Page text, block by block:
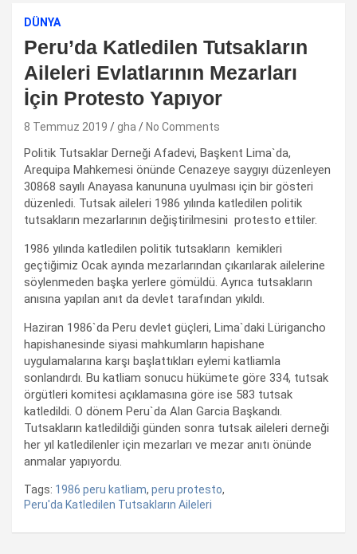
DÜNYA
Peru’da Katledilen Tutsakların
Aileleri Evlatlarının Mezarları
İçin Protesto Yapıyor
8 Temmuz 2019 gha No Comments
Politik Tutsaklar Derneği Afadevi, Başkent Lima`da,
Arequipa Mahkemesi önünde Cenazeye saygıyı düzenleyen
30868 sayılı Anayasa kanununa uyulması için bir gösteri
düzenledi. Tutsak aileleri 1986 yılında katledilen politik
tutsakların mezarlarının değiştirilmesini protesto ettiler.
1986 yılında katledilen politik tutsakların kemikleri
geçtiğimiz Ocak ayında mezarlarından çıkarılarak ailelerine
söylenmeden başka yerlere gömüldü. Ayrıca tutsakların
anısına yapılan anıt da devlet tarafından yıkıldı.
Haziran 1986`da Peru devlet güçleri, Lima`daki Lürigancho
hapishanesinde siyasi mahkumların hapishane
uygulamalarına karşı başlattıkları eylemi katliamla
sonlandırdı. Bu katliam sonucu hükümete göre 334, tutsak
örgütleri komitesi açıklamasına göre ise 583 tutsak
katledildi. O dönem Peru`da Alan Garcia Başkandı.
Tutsakların katledildiği günden sonra tutsak aileleri derneği
her yıl katledilenler için mezarları ve mezar anıtı önünde
anmalar yapıyordu.
Tags: 1986 peru katliam, peru protesto,
Peru'da Katledilen Tutsakların Aileleri